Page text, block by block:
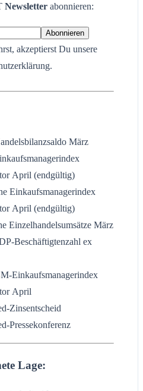
Newsletter abonnieren:
akzeptierst Du unsere
März
April (endgültig)
Einkaufsmanagerindex
April (endgültig)
Einzelhandelsumsätze März
Beschäftigtenzahl ex
Einkaufsmanagerindex
April
Zinsentscheid
Pressekonferenz
Lage: